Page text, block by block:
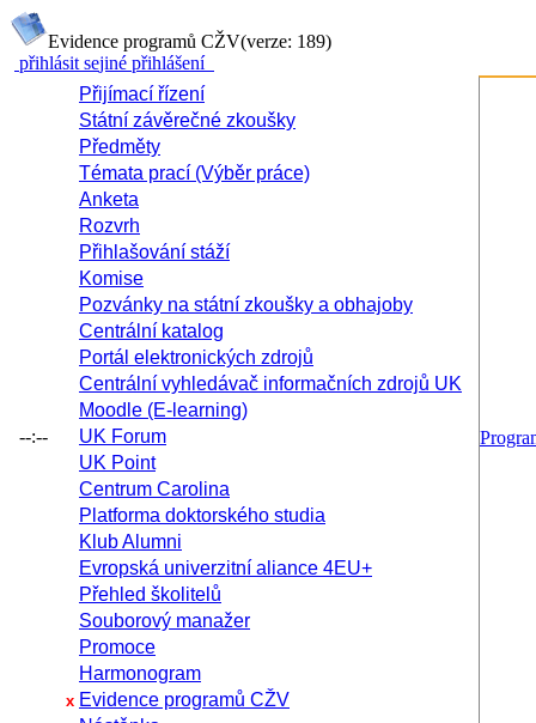
Evidence programů CŽV(verze: 189)
přihlásit sejiné přihlášení
--:--
Přijímací řízení
Státní závěrečné zkoušky
Předměty
Témata prací (Výběr práce)
Anketa
Rozvrh
Přihlašování stáží
Komise
Pozvánky na státní zkoušky a obhajoby
Centrální katalog
Portál elektronických zdrojů
Centrální vyhledávač informačních zdrojů UK
Moodle (E-learning)
UK Forum
UK Point
Centrum Carolina
Platforma doktorského studia
Klub Alumni
Evropská univerzitní aliance 4EU+
Přehled školitelů
Souborový manažer
Promoce
Harmonogram
x Evidence programů CŽV